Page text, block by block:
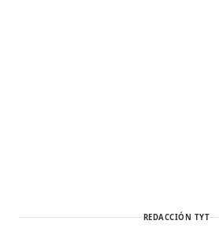
REDACCIÓN TYT